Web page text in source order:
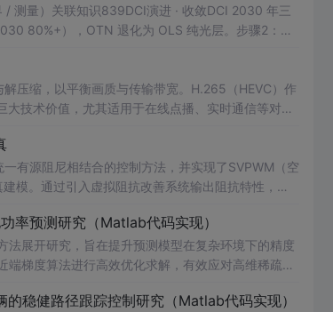
测量）关联知识839DCI演进 · 收敛DCI 2030 年三
80%+），OTN 退化为 OLS 纯光层。步骤2：方
压缩，以平衡画质与传输带宽。H.265（HEVC）作
技术价值，尤其适用于在线点播、实时通信等对带
。本文聚焦于**WebAssembly**与
有源阻尼相结合的控制方法，并实现了SVPWM（空
模。通过引入虚拟阻抗改善系统输出阻抗特性，结
负序分离、中点电位平衡、DPWMA调制等关键技
环境的专业人士；; 使用场景及目标：
者结合提供的Simulin
率预测研究（Matlab代码实现）
展开研究，旨在提升预测模型在复杂环境下的精度
梯度算法进行高效优化求解，有效应对高维稀疏数
统、机器学习、路径规划等多个领域的相关科研方
稳健路径跟踪控制研究（Matlab代码实现）